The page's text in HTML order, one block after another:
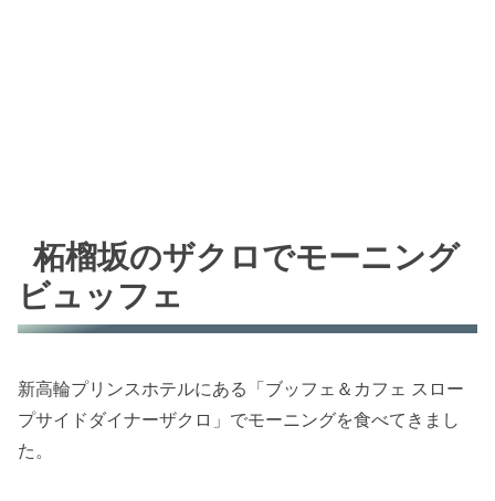
柘榴坂のザクロでモーニング
ビュッフェ
新高輪プリンスホテルにある「ブッフェ＆カフェ スロー
プサイドダイナーザクロ」でモーニングを食べてきまし
た。